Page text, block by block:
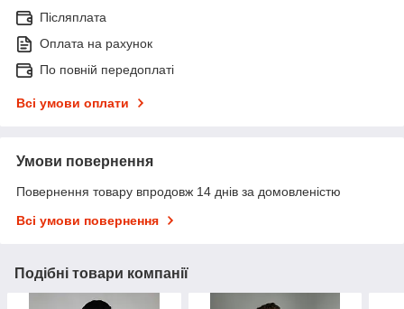
Післяплата
Оплата на рахунок
По повній передоплаті
Всі умови оплати
Умови повернення
Повернення товару впродовж 14 днів за домовленістю
Всі умови повернення
Подібні товари компанії